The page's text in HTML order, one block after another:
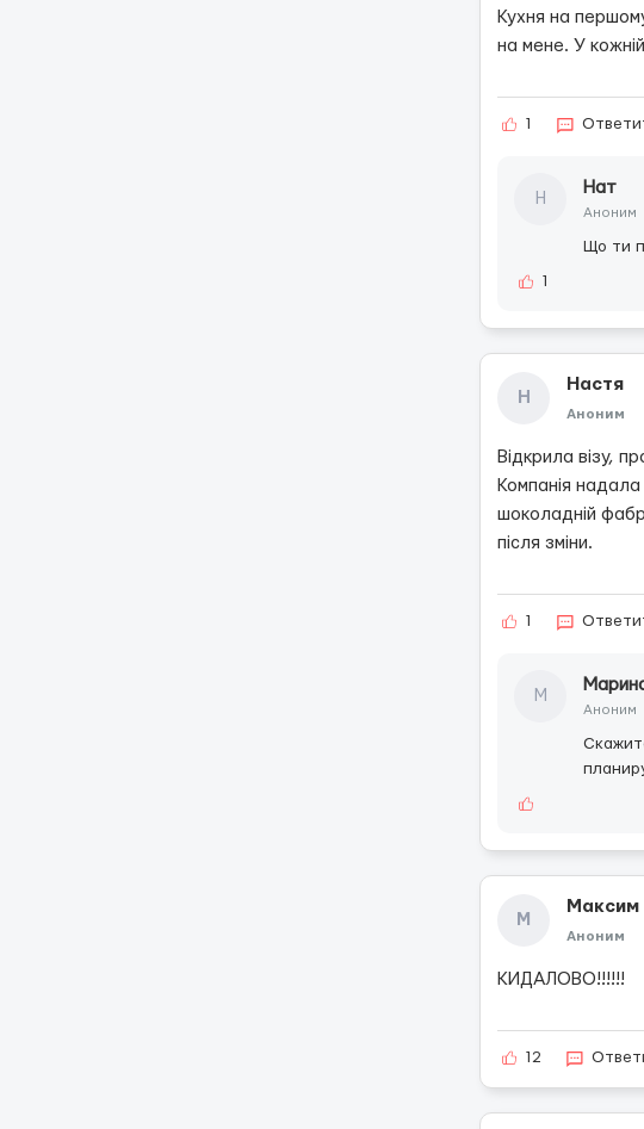
Кухня на
на мене. У
1
Н
Нат
Аноним
Що ти
1
Н
Настя
Аноним
Відкрила візу,
Компанія
шоколадній
після зміни.
1
М
Аноним
М
Максим
Аноним
КИДАЛОВО!!!!!!
12